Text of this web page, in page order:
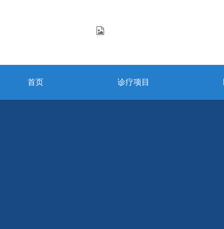
首页 诊疗项目